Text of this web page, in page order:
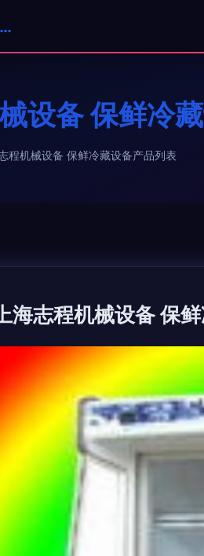
岳阳市爱米网络科技有限公司
设备 保鲜冷
程机械设备 保鲜冷藏设备产品列表
海志程机械设备 保